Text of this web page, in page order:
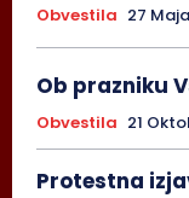
Obvestila 27
Ob prazniku
Obvestila 21
Protestna